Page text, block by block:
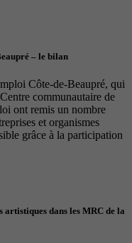
– le bilan
Côte-de-Beaupré, qui
communautaire de
ont remis un nombre
et organismes
grâce à la participation
dans les MRC de la